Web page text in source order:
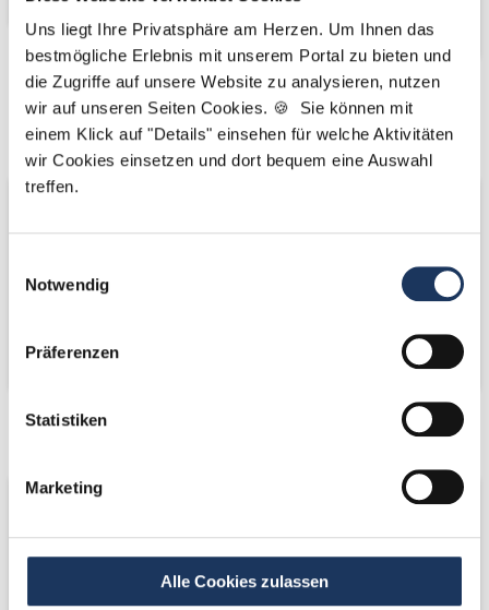
Uns liegt Ihre Privatsphäre am Herzen. Um Ihnen das
bestmögliche Erlebnis mit unserem Portal zu bieten und
die Zugriffe auf unsere Website zu analysieren, nutzen
wir auf unseren Seiten Cookies. 🍪 Sie können mit
einem Klick auf "Details" einsehen für welche Aktivitäten
wir Cookies einsetzen und dort bequem eine Auswahl
treffen.
Notwendig
Präferenzen
Statistiken
Marketing
Alle Cookies zulassen
Kooperations-
Partner
Kooperations-
Partner
Netzwerk-Partner Netzwerk-Partner